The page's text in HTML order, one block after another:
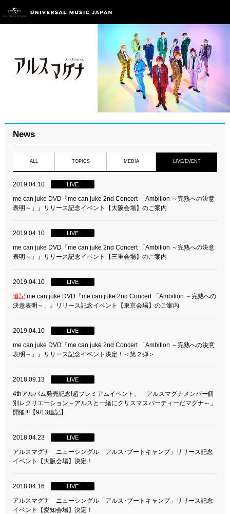
News
ALL TOPICS MEDIA LIVE/EVENT
2019.04.10 LIVE
me can juke DVD『me can juke 2nd Concert 「Ambition ～完熟への決意
表明～」』リリース記念イベント【大阪会場】のご案内
2019.04.10 LIVE
me can juke DVD『me can juke 2nd Concert 「Ambition ～完熟への決意
表明～」』リリース記念イベント【三重会場】のご案内
2019.04.10 LIVE
追記 me can juke DVD『me can juke 2nd Concert 「Ambition ～完熟への
決意表明～」』リリース記念イベント【東京会場】のご案内
2019.04.10 LIVE
me can juke DVD『me can juke 2nd Concert 「Ambition ～完熟への決意
表明～」』リリース記念イベント決定！＜第２弾＞
2018.09.13 LIVE
4thアルバム発売記念!超プレミアムイベント、「アルスマグナメンバー個
別レクリエーション～アルスと一緒にクリスマスパーティーだマグナ～」
開催!!!【9/13追記】
2018.04.23 LIVE
アルスマグナ ニューシングル「アルス･ブートキャンプ」リリース記念
イベント【大阪会場】決定！
2018.04.16 LIVE
アルスマグナ ニューシングル「アルス･ブートキャンプ」リリース記念
イベント【愛知会場】決定！